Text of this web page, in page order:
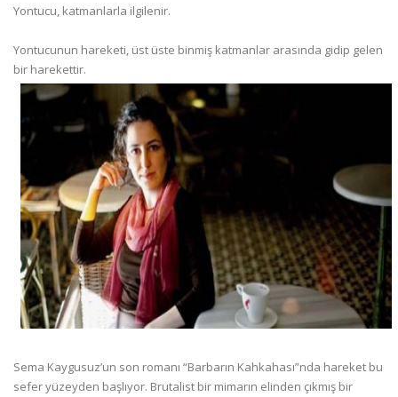
Yontucu, katmanlarla ilgilenir.
Yontucunun hareketi, üst üste binmiş katmanlar arasında gidip gelen
bir harekettir.
Sema Kaygusuz’un son romanı “Barbarın Kahkahası”nda hareket bu
sefer yüzeyden başlıyor. Brutalist bir mimarın elinden çıkmış bir